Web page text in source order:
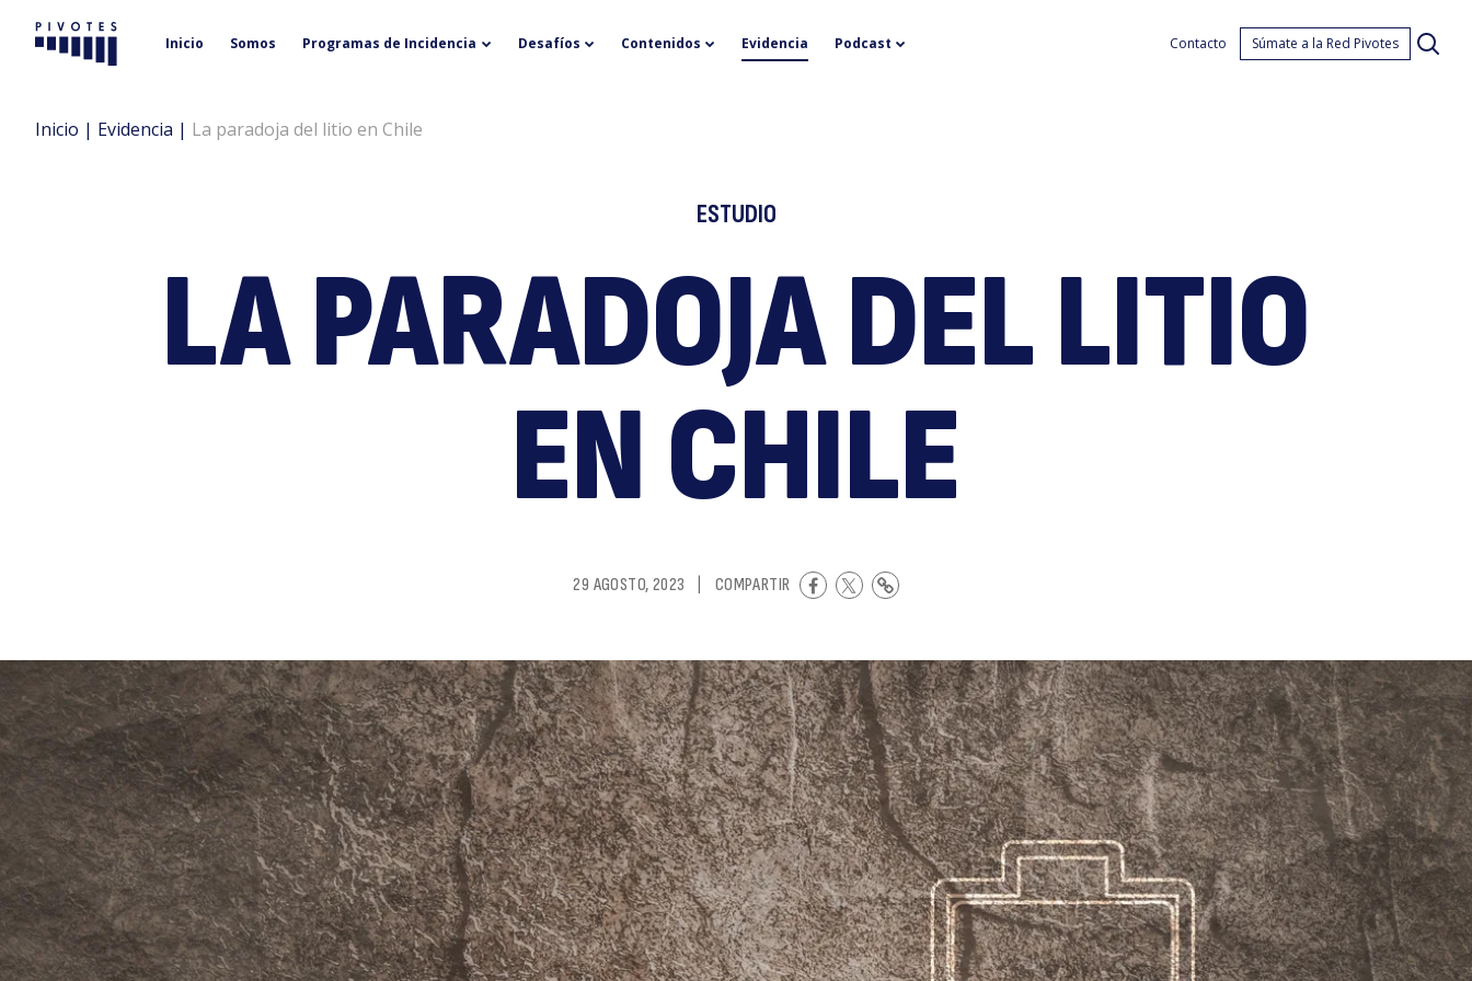
La
del
Pivotes Inicio Somos Programas de Incidencia Desafíos Contenidos Evidencia Podcast Contacto Súmate a la Red Pivotes
Inicio | Evidencia | La paradoja del litio en Chile
ESTUDIO
LA PARADOJA DEL LITIO
EN CHILE
29 AGOSTO, 2023 COMPARTIR